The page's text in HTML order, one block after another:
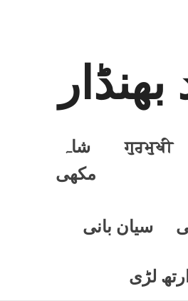
ਗੁਰਮੁਖੀ
شاہ
مکھی
سيان بانی
لڑی